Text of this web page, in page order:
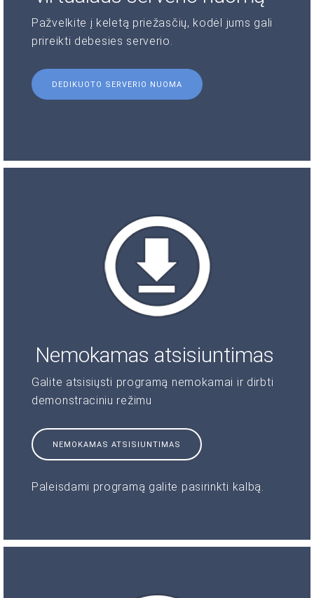
Pažvelkite į keletą priežasčių, kodėl jums gali
prireikti debesies serverio.
DEDIKUOTO SERVERIO NUOMA
Nemokamas atsisiuntimas
Galite atsisiųsti programą nemokamai ir dirbti
demonstraciniu režimu
NEMOKAMAS ATSISIUNTIMAS
Paleisdami programą galite pasirinkti kalbą.